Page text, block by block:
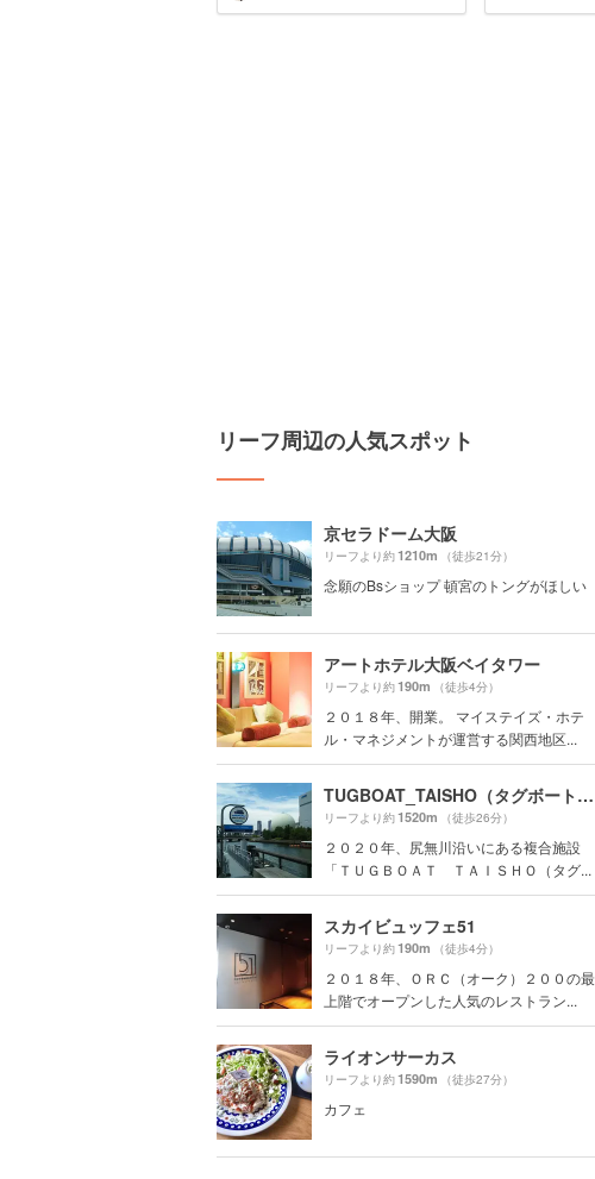
リーフ周辺の人気スポット
京セラドーム大阪
リーフより約1210m （徒歩21分）
念願のBsショップ 頓宮のトングがほしい
アートホテル大阪ベイタワー
リーフより約190m （徒歩4分）
２０１８年、開業。 マイステイズ・ホテ
ル・マネジメントが運営する関西地区...
TUGBOAT_TAISHO（タグボート大正）
リーフより約1520m （徒歩26分）
２０２０年、尻無川沿いにある複合施設
「ＴＵＧＢＯＡＴ ＴＡＩＳＨＯ（タグ...
スカイビュッフェ51
リーフより約190m （徒歩4分）
２０１８年、ＯＲＣ（オーク）２００の最
上階でオープンした人気のレストラン...
ライオンサーカス
リーフより約1590m （徒歩27分）
カフェ